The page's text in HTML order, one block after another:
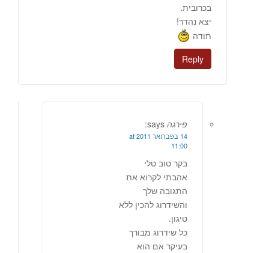
בכרובית.
יצא נהדר!
תודה
Reply
פירגה says:
14 בפברואר 2011 at
11:00
בקר טוב טלי
אהבתי לקרוא את
התגובה שלך
והשידרוג להכין ללא
טיגון.
כל שידרוג מבורך
בעיקר אם הוא